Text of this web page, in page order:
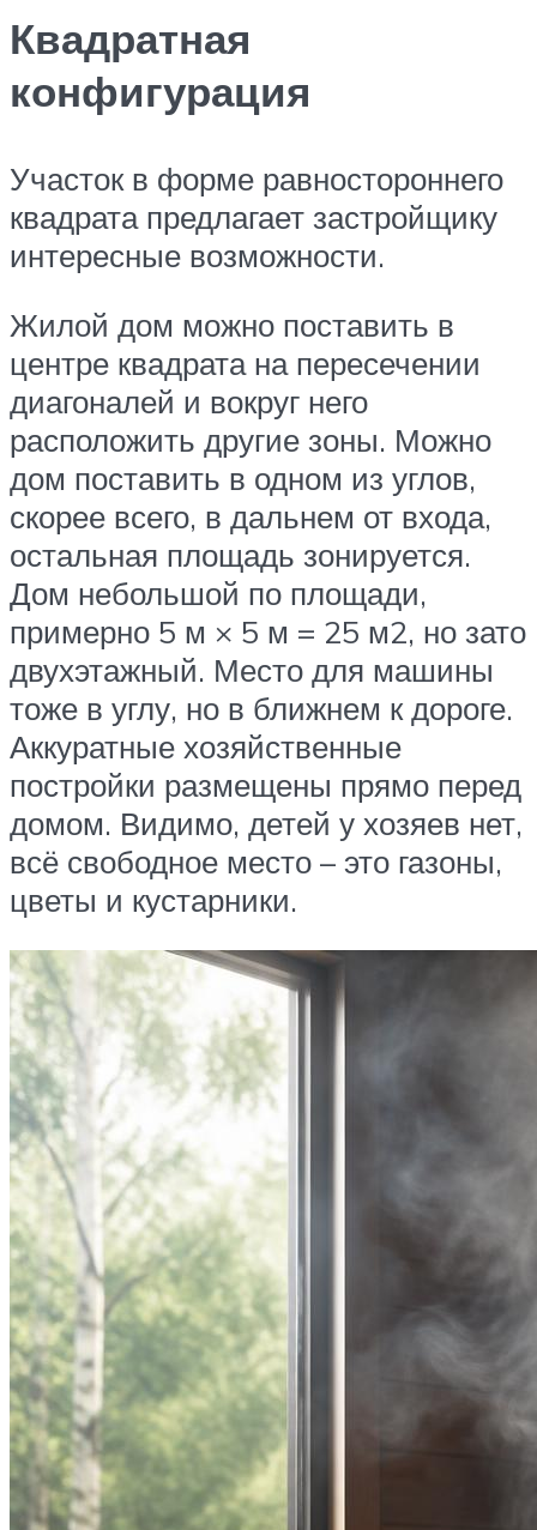
Квадратная
конфигурация
Участок в форме равностороннего
квадрата предлагает застройщику
интересные возможности.
Жилой дом можно поставить в
центре квадрата на пересечении
диагоналей и вокруг него
расположить другие зоны. Можно
дом поставить в одном из углов,
скорее всего, в дальнем от входа,
остальная площадь зонируется.
Дом небольшой по площади,
примерно 5 м × 5 м = 25 м2, но зато
двухэтажный. Место для машины
тоже в углу, но в ближнем к дороге.
Аккуратные хозяйственные
постройки размещены прямо перед
домом. Видимо, детей у хозяев нет,
всё свободное место – это газоны,
цветы и кустарники.